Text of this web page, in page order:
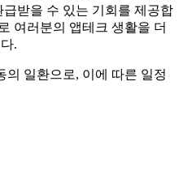
받을 수 있는 기회를 제공합
여러분의 앱테크 생활을 더
.
의 일환으로, 이에 따른 일정